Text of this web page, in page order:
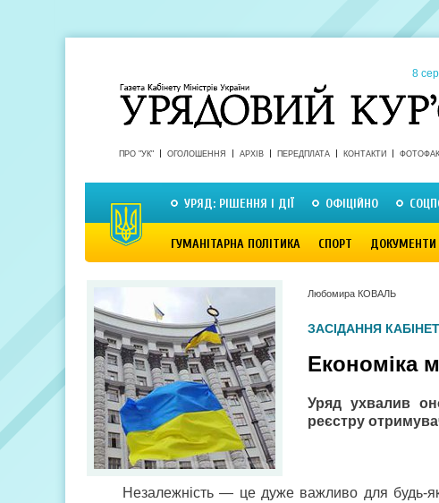
8
ПРО "УК" ОГОЛОШЕННЯ АРХІВ ПЕРЕДПЛАТА КОНТАКТИ
УРЯД: РІШЕННЯ І ДІЇ ОФІЦІЙНО
ГУМАНІТАРНА ПОЛІТИКА СПОРТ ДОКУМЕНТИ
Любомира КОВАЛЬ
ЗАСІДАННЯ
Економіка
Уряд ухвалив
реєстру
Незалежність — це дуже важливо для будь-